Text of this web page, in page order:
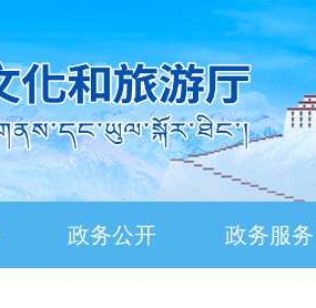
政务公开 政务服务